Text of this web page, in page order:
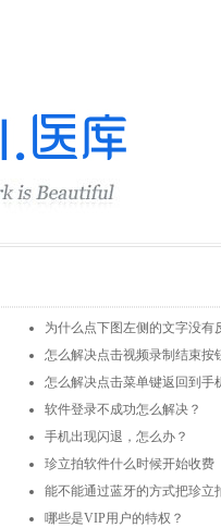
为什么点下图左侧的文字没有
怎么解决点击视频录制结束按
怎么解决点击菜单键返回到手
软件登录不成功怎么解决？
手机出现闪退，怎么办？
珍立拍软件什么时候开始收费
能不能通过蓝牙的方式把珍立
哪些是VIP用户的特权？